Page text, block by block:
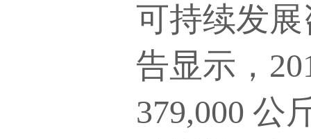
可持续发
告显示，
379,000 公